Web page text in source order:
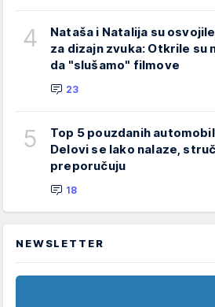
4
Nataša i Natalija su
za dizajn zvuka: Otkrile su
da "slušamo" filmove
23
5
Top 5 pouzdanih
Delovi se lako nalaze,
preporučuju
18
NEWSLETTER